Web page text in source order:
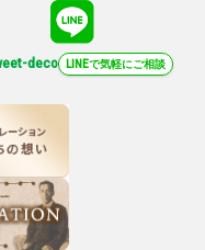
deco LINEで気軽にご相談